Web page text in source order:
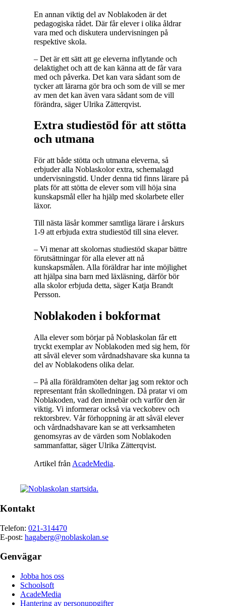
En annan viktig del av Noblakoden är det
pedagogiska rådet. Där får elever i olika åldrar
vara med och diskutera undervisningen på
respektive skola.
– Det är ett sätt att ge eleverna inflytande och
delaktighet och att de kan känna att de får vara
med och påverka. Det kan vara sådant som de
tycker att lärarna gör bra och som de vill se mer
av men det kan även vara sådant som de vill
förändra, säger Ulrika Zätterqvist.
Extra studiestöd för att stötta
och utmana
För att både stötta och utmana eleverna, så
erbjuder alla Noblaskolor extra, schemalagd
undervisningstid. Under denna tid finns lärare på
plats för att stötta de elever som vill höja sina
kunskapsmål eller ha hjälp med skolarbete eller
läxor.
Till nästa läsår kommer samtliga lärare i årskurs
1-9 att erbjuda extra studiestöd till sina elever.
– Vi menar att skolornas studiestöd skapar bättre
förutsättningar för alla elever att nå
kunskapsmålen. Alla föräldrar har inte möjlighet
att hjälpa sina barn med läxläsning, därför bör
alla skolor erbjuda detta, säger Katja Brandt
Persson.
Noblakoden i bokformat
Alla elever som börjar på Noblaskolan får ett
tryckt exemplar av Noblakoden med sig hem, för
att såväl elever som vårdnadshavare ska kunna ta
del av Noblakodens olika delar.
– På alla föräldramöten deltar jag som rektor och
representant från skolledningen. Då pratar vi om
Noblakoden, vad den innebär och varför den är
viktig. Vi informerar också via veckobrev och
rektorsbrev. Vår förhoppning är att såväl elever
och vårdnadshavare kan se att verksamheten
genomsyras av de värden som Noblakoden
sammanfattar, säger Ulrika Zätterqvist.
Artikel från AcadeMedia.
Kontakt
Telefon: 021-314470
E-post: hagaberg@noblaskolan.se
Genvägar
Jobba hos oss
Schoolsoft
AcadeMedia
Hantering av personuppgifter